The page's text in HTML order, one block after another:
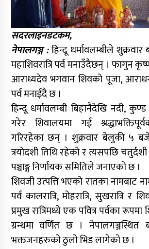
सदरलाइनडटकम,
नेपालगञ्ज :हिन्दू धर्मावलम्बीले
महाशिवरात्रि पर्व मनाउँदैछन् । फागुन
आराध्यदेव भगवान शिवको पूजा,
पर्व मनाईंदै छ ।
हिन्दू धर्मावलम्बी बिहानैदेखि नदी,
गरेर शिवालयमा गई
गरिरहेका छन् । शुक्रवार बेलुकी ५
त्रयोदशी तिथि रहेको र त्यसपछि
पञ्चाङ्ग निर्णायक समितिले जनाएको छ ।
शिवजी उत्पत्ति भएको रातका नामबाट
पर्व कालरात्रि, मोहरात्रि, सुखरात्रि र
प्रमुख रात्रिमध्ये एक पवित्र पर्वका
ग्रन्थमा वर्णित छ । नेपालगञ्जस्थित
भक्तजनहरुको ठुलो भिड लागेको छ ।